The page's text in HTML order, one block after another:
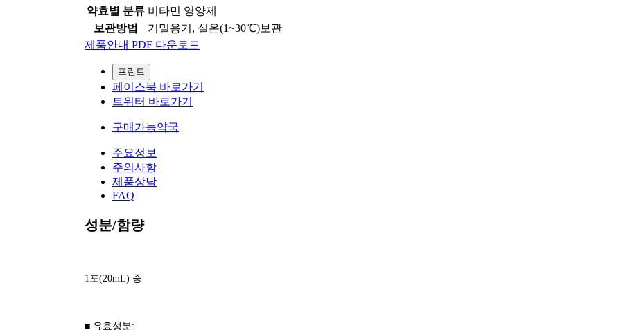
약효별 분류 비타민 영양제
보관방법
기밀용기, 실온(1~30℃)보관
제품안내 PDF 다운로드
프린트
페이스북 바로가기
트위터 바로가기
구매가능약국
주요정보
주의사항
제품상담
FAQ
성분/함량
1포(20mL) 중
■ 유효성분: